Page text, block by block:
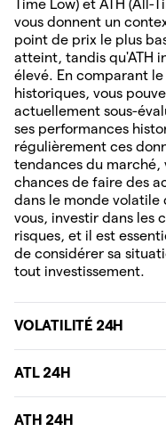
Time Low) et ATH (All-
vous donnent un
point de prix le plus
atteint, tandis qu'ATH
élevé. En comparant
historiques, vous
actuellement sous-
ses performances
régulièrement ces
tendances du marché,
chances de faire des
dans le monde volatile
vous, investir dans les
risques, et il est
de considérer sa
tout investissement.
VOLATILITÉ 24H
ATL 24H
ATH 24H